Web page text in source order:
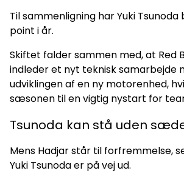
Til sammenligning har Yuki
point i år.
Skiftet falder sammen med, at Red
indleder et nyt teknisk samarbejde
udviklingen af en ny motorenhed,
sæsonen til en vigtig nystart for
Tsunoda kan stå uden
Mens Hadjar står til forfremmelse,
Yuki Tsunoda er på vej ud.